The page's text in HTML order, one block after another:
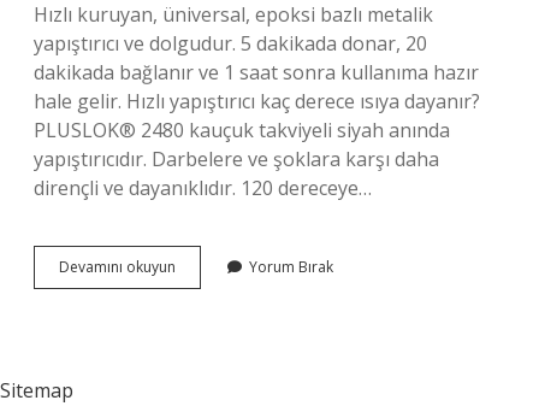
Hızlı kuruyan, üniversal, epoksi bazlı metalik
yapıştırıcı ve dolgudur. 5 dakikada donar, 20
dakikada bağlanır ve 1 saat sonra kullanıma hazır
hale gelir. Hızlı yapıştırıcı kaç derece ısıya dayanır?
PLUSLOK® 2480 kauçuk takviyeli siyah anında
yapıştırıcıdır. Darbelere ve şoklara karşı daha
dirençli ve dayanıklıdır. 120 dereceye…
Devamını okuyun
Yapıştırıcısı
Yorum Bırak
Sitemap